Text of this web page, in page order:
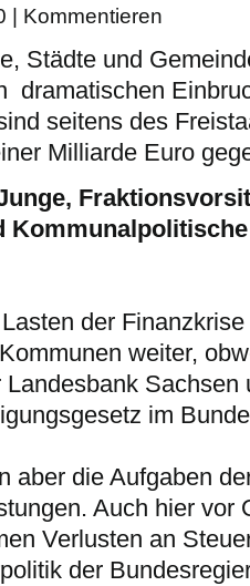
| Kommentieren
Städte und
dramatischen
seitens des
Milliarde Euro
der
weiter,
Sachsen
im
aber die Aufgaben
Auch hier vor
Verlusten an
der